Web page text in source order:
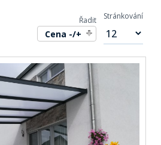
Řadit
Cena -/+
Stránkování